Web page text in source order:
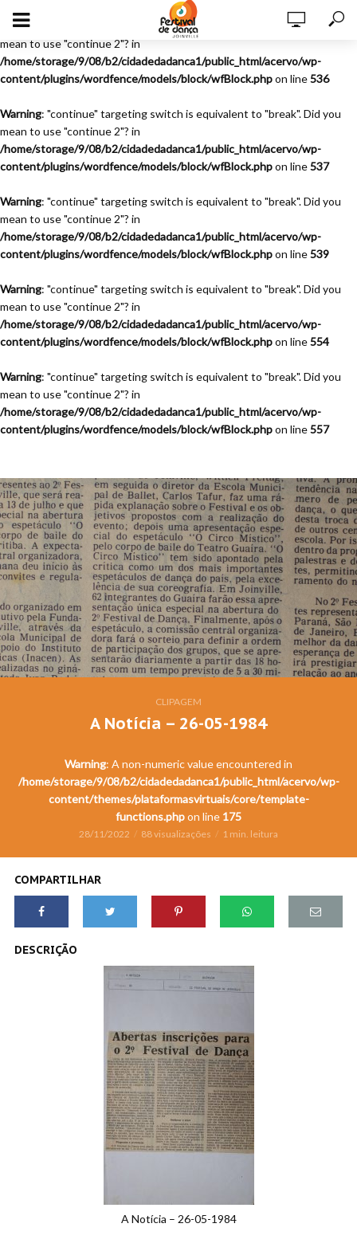
Warning
: "continue" targeting switch is equivalent to "break". Did you
mean to use "continue 2"? in
/home/storage/9/08/b2/cidadedadanca1/public_html/acervo/wp-
content/plugins/wordfence/models/block/wfBlock.phpon line536
Warning: "continue" targeting switch is equivalent to "break". Did you
mean to use "continue 2"? in
/home/storage/9/08/b2/cidadedadanca1/public_html/acervo/wp-
content/plugins/wordfence/models/block/wfBlock.phpon line537
Warning: "continue" targeting switch is equivalent to "break". Did you
mean to use "continue 2"? in
/home/storage/9/08/b2/cidadedadanca1/public_html/acervo/wp-
content/plugins/wordfence/models/block/wfBlock.phpon line539
Warning: "continue" targeting switch is equivalent to "break". Did you
mean to use "continue 2"? in
/home/storage/9/08/b2/cidadedadanca1/public_html/acervo/wp-
content/plugins/wordfence/models/block/wfBlock.phpon line554
Warning: "continue" targeting switch is equivalent to "break". Did you
mean to use "continue 2"? in
/home/storage/9/08/b2/cidadedadanca1/public_html/acervo/wp-
content/plugins/wordfence/models/block/wfBlock.phpon line557
CLIPAGEM
A Notícia – 26-05-1984
Warning: A non-numeric value encountered in
/home/storage/9/08/b2/cidadedadanca1/public_html/acervo/wp-
content/themes/plataformasvirtuais/core/template-
functions.phpon line 175
28/11/2022 88 visualizações 1 min. leitura
COMPARTILHAR
DESCRIÇÃO
A Notícia – 26-05-1984